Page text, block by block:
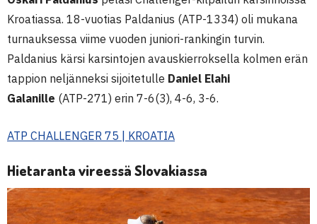
Kroatiassa. 18-vuotias Paldanius (ATP-1334) oli mukana
turnauksessa viime vuoden juniori-rankingin turvin.
Paldanius kärsi karsintojen avauskierroksella kolmen erän
tappion neljänneksi sijoitetulle Daniel Elahi
Galanille (ATP-271) erin 7-6(3), 4-6, 3-6.
ATP CHALLENGER 75 | KROATIA
Hietaranta vireessä Slovakiassa